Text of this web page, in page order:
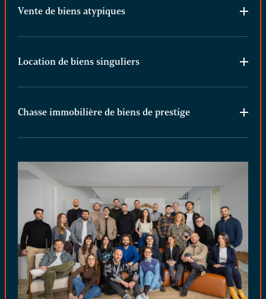
Vente de biens atypiques
Location de biens singuliers
Chasse immobilière de biens de prestige